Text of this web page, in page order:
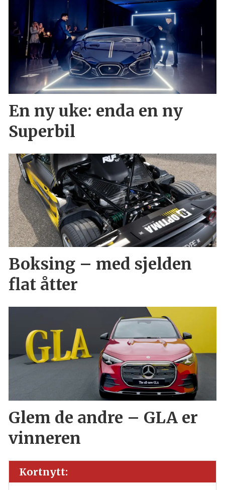
En ny uke: enda en ny
Superbil
Boksing – med sjelden
flat åtter
Glem de andre – GLA er
vinneren
Kortnytt: